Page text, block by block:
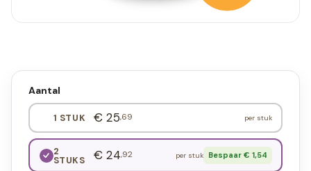
Aantal
1 STUK € 25,69 per stuk
2
STUKS € 24,92 per stuk Bespaar € 1,54